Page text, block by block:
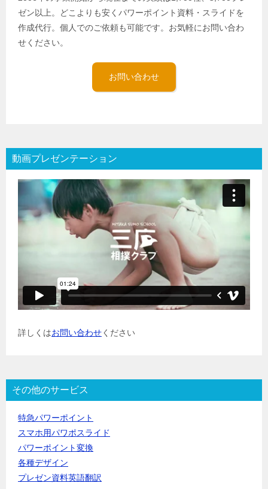
ゼン以上。どこよりも安くパワーポイント資料・スライドを
作成代行。個人でのご依頼も可能です。お気軽にお問い合わ
せください。
お問い合わせ
動画プレゼンテーション
詳しくはお問い合わせください
その他のサービス
特急パワーポイント
スマホ用パワポスライド
パワーポイント変換
各種デザイン
プレゼン資料英語翻訳